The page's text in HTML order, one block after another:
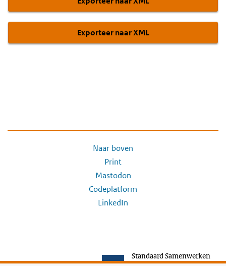
Exporteer naar XML
Naar boven
Print
Mastodon
Codeplatform
LinkedIn
Standaard Samenwerken